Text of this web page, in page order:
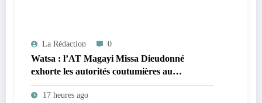
La Rédaction 0
Watsa : l’AT Magayi Missa Dieudonné
exhorte les autorités coutumières au
recensement et à l’identification de la
population en vue de renforcer la
17 heures ago